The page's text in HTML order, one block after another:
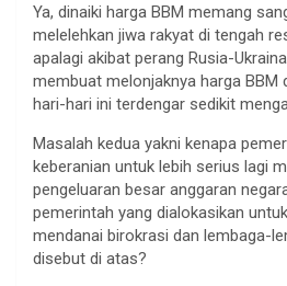
Ya, dinaiki harga BBM memang
melelehkan jiwa rakyat di tengah
apalagi akibat perang Rusia-
membuat melonjaknya harga BBM
hari-hari ini terdengar sedikit
Masalah kedua yakni kenapa
keberanian untuk lebih serius lagi
pengeluaran besar anggaran
pemerintah yang dialokasikan
mendanai birokrasi dan lembaga-
disebut di atas?